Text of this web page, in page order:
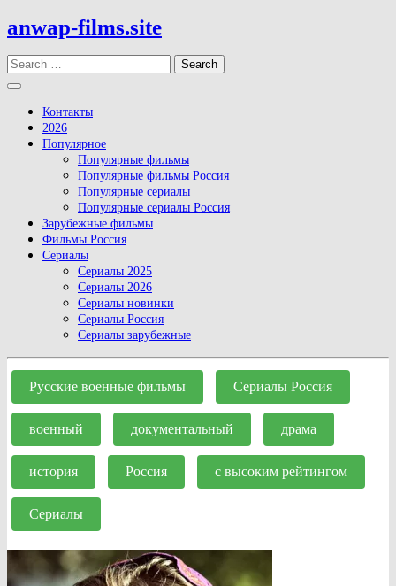
Skip
to
content
anwap-films.site
Search
Open
Button
Контакты
2026
Популярное
Популярные фильмы
Популярные фильмы Россия
Популярные сериалы
Популярные сериалы Россия
Зарубежные фильмы
Фильмы Россия
Сериалы
Сериалы 2025
Сериалы 2026
Сериалы новинки
Сериалы Россия
Сериалы зарубежные
Close
Button
Русские военные фильмы Сериалы Россия
военный документальный драма
история Россия с высоким рейтингом
Сериалы